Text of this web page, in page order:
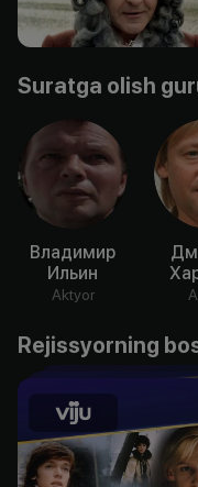
Suratga olish
Владимир
Ильин
Aktyor
Rejissyorning